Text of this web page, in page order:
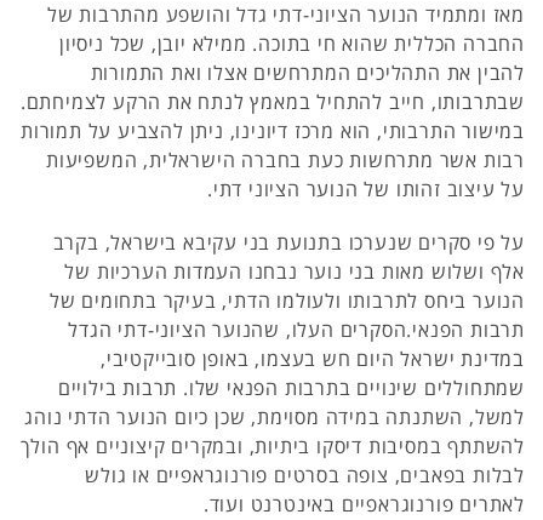
מאז ומתמיד הנוער הציוני-דתי גדל והושפע מהתרבות של
החברה הכללית שהוא חי בתוכה. ממילא יובן, שכל ניסיון
להבין את התהליכים המתרחשים אצלו ואת התמורות
שבתרבותו, חייב להתחיל במאמץ לנתח את הרקע לצמיחתם.
במישור התרבותי, הוא מרכז דיונינו, ניתן להצביע על תמורות
רבות אשר מתרחשות כעת בחברה הישראלית, המשפיעות
על עיצוב זהותו של הנוער הציוני דתי.
על פי סקרים שנערכו בתנועת בני עקיבא בישראל, בקרב
אלף ושלוש מאות בני נוער נבחנו העמדות הערכיות של
הנוער ביחס לתרבותו ולעולמו הדתי, בעיקר בתחומים של
תרבות הפנאי.הסקרים העלו, שהנוער הציוני-דתי הגדל
במדינת ישראל היום חש בעצמו, באופן סובייקטיבי,
שמתחוללים שינויים בתרבות הפנאי שלו. תרבות בילויים
למשל, השתנתה במידה מסוימת, שכן כיום הנוער הדתי נוהג
להשתתף במסיבות דיסקו ביתיות, ובמקרים קיצוניים אף הולך
לבלות בפאבים, צופה בסרטים פורנוגראפיים או גולש
לאתרים פורנוגראפיים באינטרנט ועוד.